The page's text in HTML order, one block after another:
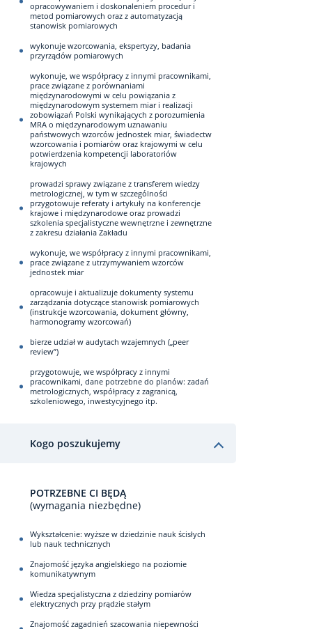
opracowywaniem i doskonaleniem procedur i
metod pomiarowych oraz z automatyzacją
stanowisk pomiarowych
wykonuje wzorcowania, ekspertyzy, badania
przyrządów pomiarowych
wykonuje, we współpracy z innymi pracownikami,
prace związane z porównaniami
międzynarodowymi w celu powiązania z
międzynarodowym systemem miar i realizacji
zobowiązań Polski wynikających z porozumienia
MRA o międzynarodowym uznawaniu
państwowych wzorców jednostek miar, świadectw
wzorcowania i pomiarów oraz krajowymi w celu
potwierdzenia kompetencji laboratoriów
krajowych
prowadzi sprawy związane z transferem wiedzy
metrologicznej, w tym w szczególności
przygotowuje referaty i artykuły na konferencje
krajowe i międzynarodowe oraz prowadzi
szkolenia specjalistyczne wewnętrzne i zewnętrzne
z zakresu działania Zakładu
wykonuje, we współpracy z innymi pracownikami,
prace związane z utrzymywaniem wzorców
jednostek miar
opracowuje i aktualizuje dokumenty systemu
zarządzania dotyczące stanowisk pomiarowych
(instrukcje wzorcowania, dokument główny,
harmonogramy wzorcowań)
bierze udział w audytach wzajemnych („peer
review”)
przygotowuje, we współpracy z innymi
pracownikami, dane potrzebne do planów: zadań
metrologicznych, współpracy z zagranicą,
szkoleniowego, inwestycyjnego itp.
Kogo poszukujemy
POTRZEBNE CI BĘDĄ
(wymagania niezbędne)
Wykształcenie: wyższe w dziedzinie nauk ścisłych
lub nauk technicznych
Znajomość języka angielskiego na poziomie
komunikatywnym
Wiedza specjalistyczna z dziedziny pomiarów
elektrycznych przy prądzie stałym
Znajomość zagadnień szacowania niepewności